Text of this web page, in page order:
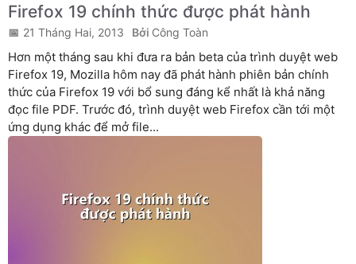
Firefox 19 chính thức được phát hành
21 Tháng Hai, 2013 Công Toàn
Hơn một tháng sau khi đưa ra bản beta của trình duyệt web
Firefox 19, Mozilla hôm nay đã phát hành phiên bản chính
thức của Firefox 19 với bổ sung đáng kể nhất là khả năng
đọc file PDF. Trước đó, trình duyệt web Firefox cần tới một
ứng dụng khác để mở file...